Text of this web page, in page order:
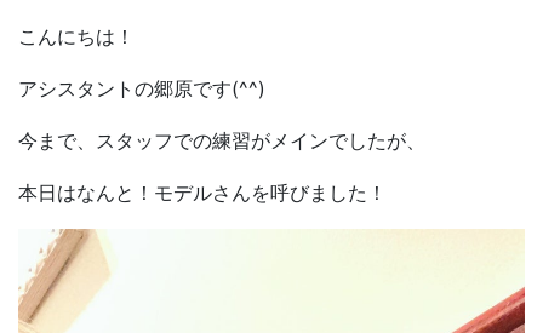
こんにちは！
アシスタントの郷原です(^^)
今まで、スタッフでの練習がメインでしたが、
本日はなんと！モデルさんを呼びました！